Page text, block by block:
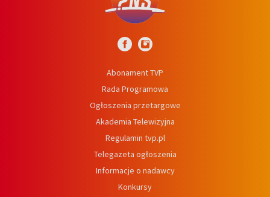
Abonament TVP
Rada Programowa
Ogłoszenia przetargowe
Akademia Telewizyjna
Regulamin tvp.pl
Telegazeta ogłoszenia
Informacje o nadawcy
Konkursy